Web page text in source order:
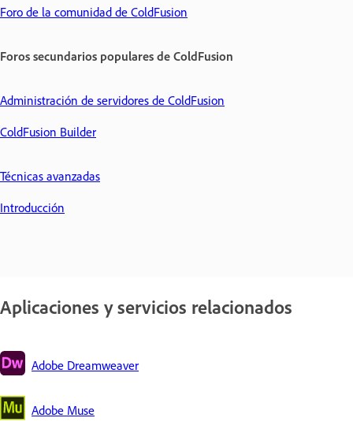
Foro de la comunidad de ColdFusion
Foros secundarios populares de ColdFusion
Administración de servidores de ColdFusion
ColdFusion Builder
Técnicas avanzadas
Introducción
Aplicaciones y servicios relacionados
Adobe Dreamweaver
Adobe Muse